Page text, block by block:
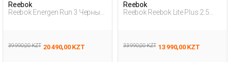
Reebok
Reebok Energen Run 3 Черный
39 990,00 KZT 20 490,00 KZT
Reebok
Reebok Reebok Lite Plus 2.5
33 990,00 KZT 13 990,00 KZT